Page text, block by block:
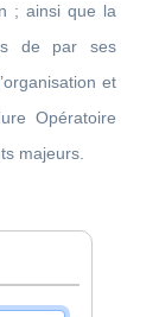
; ainsi que la
de par ses
et
Opératoire
majeurs.